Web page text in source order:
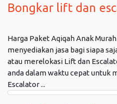
Bongkar lift dan
Harga Paket Aqiqah Anak
menyediakan jasa bagi siapa
atau merelokasi Lift dan
anda dalam waktu cepat untuk
Escalator ...